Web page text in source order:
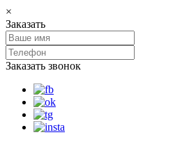
×
Заказать
Заказать звонок